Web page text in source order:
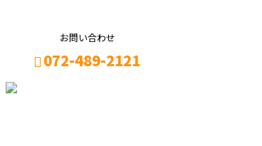
お問い合わせ
072-489-2121